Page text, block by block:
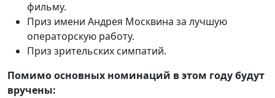
фильму.
Приз имени Андрея Москвина за лучшую
операторскую работу.
Приз зрительских симпатий.
Помимо основных номинаций в этом году будут
вручены: